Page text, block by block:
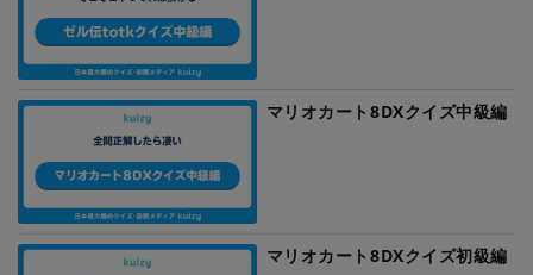
マリオカート8DXクイズ中級編
マリオカート8DXクイズ初級編